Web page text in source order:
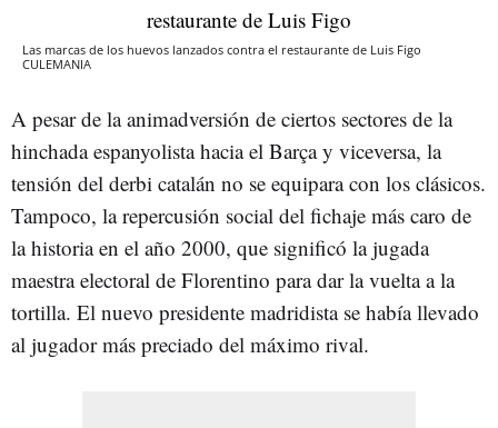
Las marcas de los huevos lanzados contra el restaurante de Luis Figo
CULEMANIA
A pesar de la animadversión de ciertos sectores de la
hinchada espanyolista hacia el Barça y viceversa, la
tensión del derbi catalán no se equipara con los clásicos.
Tampoco, la repercusión social del fichaje más caro de
la historia en el año 2000, que significó la jugada
maestra electoral de Florentino para dar la vuelta a la
tortilla. El nuevo presidente madridista se había llevado
al jugador más preciado del máximo rival.